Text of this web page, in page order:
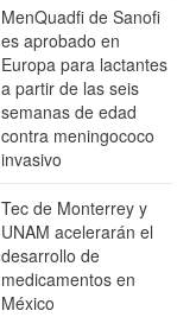
MenQuadfi de Sanofi
es aprobado en
Europa para lactantes
a partir de las seis
semanas de edad
contra meningococo
invasivo
Tec de Monterrey y
UNAM acelerarán el
desarrollo de
medicamentos en
México